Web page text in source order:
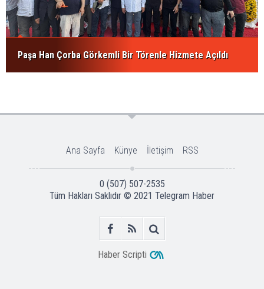
Paşa Han Çorba Görkemli Bir Törenle Hizmete Açıldı
Ana Sayfa Künye İletişim RSS
0 (507) 507-2535
Tüm Hakları Saklıdır © 2021 Telegram Haber
Haber Scripti